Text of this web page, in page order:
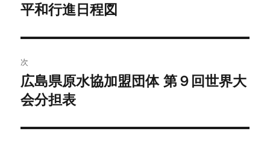
ナ
ビ
ゲ
ー
シ
の
稿:
平和行進日程図
次
次
の
稿:
広島県原水協加盟団体 第９回世界大
会分担表